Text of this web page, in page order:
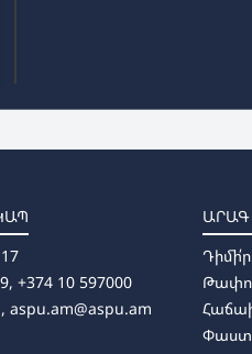
+374 10 597000
aspu.am@aspu.am
ԱՐԱԳ